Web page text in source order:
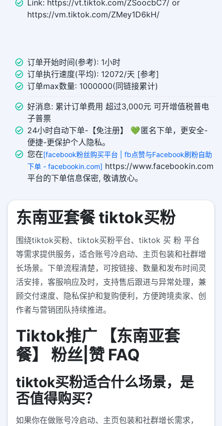
Link: https://vt.tiktok.com/ZSoocbC7/ or
https://vm.tiktok.com/ZMey1D6kH/
订单开始时间(参考): 1小时
订单执行速度(平均): 12072/天 [参考]
订单max数量: 1000000(同链接累计)
好消息: 累计订单费用 超过3,000元 可开增值税普电
子普票
24小时自动下单-【免注册】 💚 匿名下单，更安全-
便捷-更保护个人隐私。
您在[facebook粉丝购买平台 | fb点赞与Facebook刷粉自助
下单 - facebookin.com] https://www.facebookin.com
平台的下单信息保密, 敬请放心。
东南亚套餐 tiktok买粉
围绕tiktok买粉、tiktok买粉平台、tiktok 买 粉 平台
等需求提供服务，适合账号冷启动、主页包装和社群增
长场景。下单流程清楚，可按链接、数量和发布时间灵
活安排，客服响应及时，支持售后跟进与异常处理，兼
顾交付速度、隐私保护和复购便利，方便跨境卖家、创
作者与营销团队持续推进。
Tiktok推广 【东南亚套
餐】 粉丝|赞 FAQ
tiktok买粉适合什么场景，是
否值得购买？
如果你在做账号冷启动、主页包装和社群增长需求，